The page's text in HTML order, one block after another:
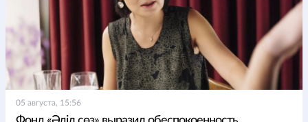
05 августа, 15:56